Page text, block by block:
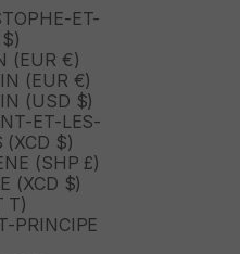
ET-
(EUR €)
(EUR €)
(USD $)
ET-LES-
(XCD $)
(SHP £)
(XCD $)
T)
PRINCIPE